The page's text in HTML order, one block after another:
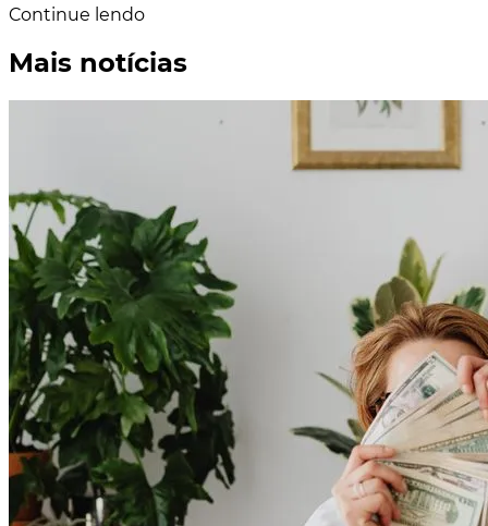
Continue lendo
Mais notícias